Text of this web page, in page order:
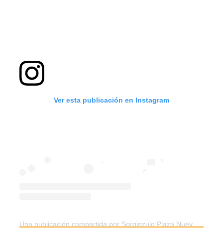
Ver esta publicación en Instagram
Una publicación compartida por Sorginzulo Plaza Nueva (@sorginzulo_bilbao)